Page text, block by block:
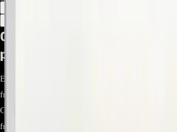
Compartimiento De Cajón
para refrigerador GC-
El “Tray Assembly, Vegetable” es el cajón o
frutas y verduras del refrigerador LG
GC‑L247KQDV.ADSCCLM). Su función es
frescos mediante control de humedad y un